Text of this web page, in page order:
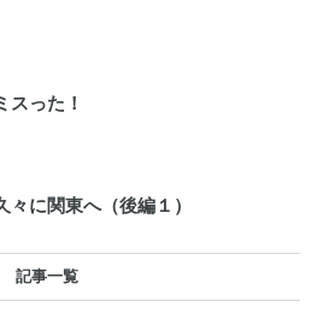
った！
に関東へ（後編１）
記事一覧